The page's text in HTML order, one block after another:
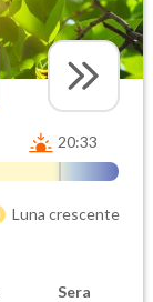
20:33
Luna crescente
Sera